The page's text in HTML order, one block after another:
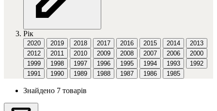
Рік
2020 2019 2018 2017 2016 2015 2014
2013
2012
2011 2010 2009 2008 2007 2006
2000
1999
1998 1997 1996 1995 1994 1993
1992
1991
1990 1989 1988 1987 1986 1985
Знайдено 7 товарів